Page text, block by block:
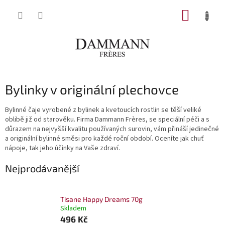
Bylinky v originální plechovce
Bylinné čaje vyrobené z bylinek a kvetoucích rostlin se těší veliké
oblibě již od starověku. Firma Dammann Frères, se speciální péči a s
důrazem na nejvyšší kvalitu používaných surovin, vám přináší jedinečné
a originální bylinné směsi pro každé roční období. Oceníte jak chuť
nápoje, tak jeho účinky na Vaše zdraví.
Nejprodávanější
Tisane Happy Dreams 70g
Skladem
496 Kč